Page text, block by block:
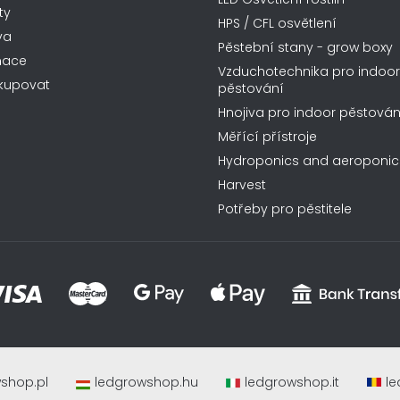
HPS / CFL osvětlení
Pěstební stany - grow boxy
Vzduchotechnika pro indoor
pěstování
Hnojiva pro indoor
Měřící přístroje
Hydroponics and
Harvest
Potřeby pro pěstitele
ledgrowshop.hu ledgrowshop.it